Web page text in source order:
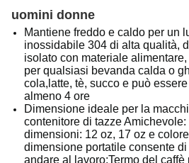
uomini donne
Mantiene freddo e caldo per un
inossidabile 304 di alta qualità,
isolato con materiale
per qualsiasi bevanda calda o
cola,latte, tè, succo e può
almeno 4 ore
Dimensione ideale per la
contenitore di tazze
dimensioni: 12 oz, 17 oz e
dimensione portatile consente
andare al lavoro;Termo del